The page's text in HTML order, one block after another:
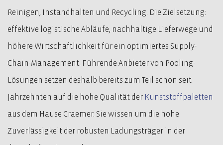
Reinigen, Instandhalten und Recycling. Die Zielsetzung:
effektive logistische Abläufe, nachhaltige Lieferwege und
höhere Wirtschaftlichkeit für ein optimiertes Supply-
Chain-Management. Führende Anbieter von Pooling-
Lösungen setzen deshalb bereits zum Teil schon seit
Jahrzehnten auf die hohe Qualität der Kunststoffpaletten
aus dem Hause Craemer. Sie wissen um die hohe
Zuverlässigkeit der robusten Ladungsträger in der